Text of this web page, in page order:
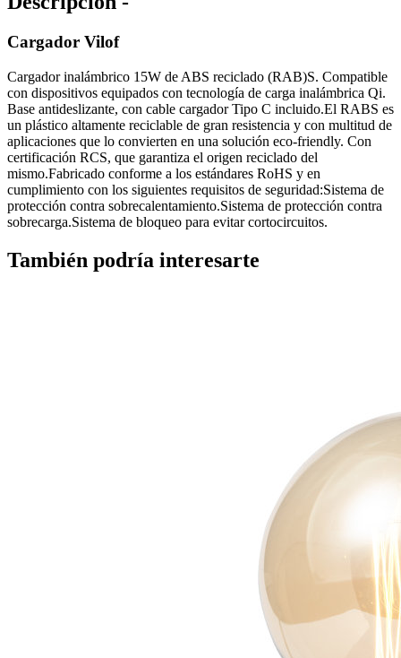
Cargador Vilof
Cargador inalámbrico 15W de ABS reciclado (RAB)S. Compatible
con dispositivos equipados con tecnología de carga inalámbrica Qi.
Base antideslizante, con cable cargador Tipo C incluido.El RABS es
un plástico altamente reciclable de gran resistencia y con multitud de
aplicaciones que lo convierten en una solución eco-friendly. Con
certificación RCS, que garantiza el origen reciclado del
mismo.Fabricado conforme a los estándares RoHS y en
cumplimiento con los siguientes requisitos de seguridad:Sistema de
protección contra sobrecalentamiento.Sistema de protección contra
sobrecarga.Sistema de bloqueo para evitar cortocircuitos.
También podría interesarte